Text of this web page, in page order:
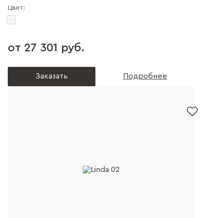
Цвет:
от 27 301 руб.
Заказать Подробнее